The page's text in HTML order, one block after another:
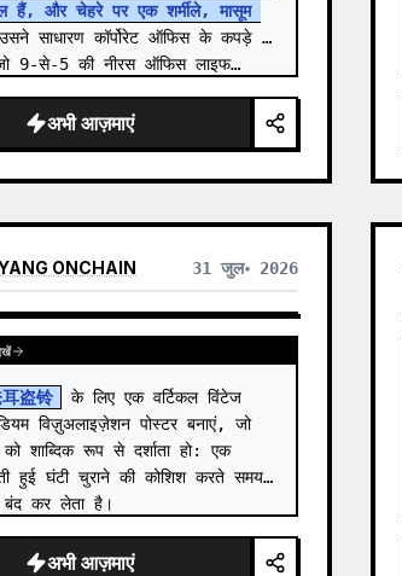
हैं, और चेहरे पर एक शर्मीले, मासूम
साधारण कॉर्पोरेट ऑफिस के कपड़े
9-से-5 की नीरस ऑफिस लाइफ…
अभी आज़माएं
ONCHAIN 31 जुल॰ 2026
盗铃
के लिए एक वर्टिकल विंटेज
विज़ुअलाइज़ेशन पोस्टर बनाएं, जो
शाब्दिक रूप से दर्शाता हो: एक
हुई घंटी चुराने की कोशिश करते समय
कर लेता है।
3:…
अभी आज़माएं